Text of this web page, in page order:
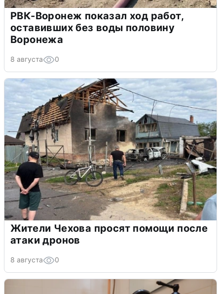
РВК-Воронеж показал ход работ,
оставивших без воды половину
Воронежа
8 августа 0
Жители Чехова просят помощи после
атаки дронов
8 августа 0